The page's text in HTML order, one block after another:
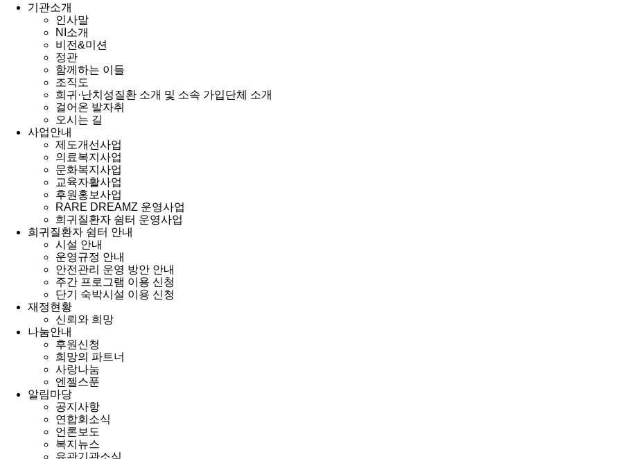
기관소개
인사말
NI소개
비전&미션
정관
함께하는 이들
조직도
희귀·난치성질환 소개 및 소속 가입단체 소개
걸어온 발자취
오시는 길
사업안내
제도개선사업
의료복지사업
문화복지사업
교육자활사업
후원홍보사업
RARE DREAMZ 운영사업
희귀질환자 쉼터 운영사업
희귀질환자 쉼터 안내
시설 안내
운영규정 안내
안전관리 운영 방안 안내
주간 프로그램 이용 신청
단기 숙박시설 이용 신청
재정현황
신뢰와 희망
나눔안내
후원신청
희망의 파트너
사랑나눔
엔젤스푼
알림마당
공지사항
연합회소식
언론보도
복지뉴스
유관기관소식